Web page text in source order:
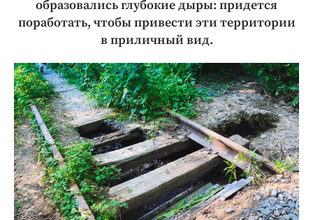
образовались глубокие дыры: придется
поработать, чтобы привести эти территории
в приличный вид.